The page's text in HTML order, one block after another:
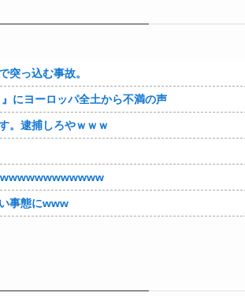
突っ込む事故。
にヨーロッパ全土から不満の声
。逮捕しろやｗｗｗ
事態にwww